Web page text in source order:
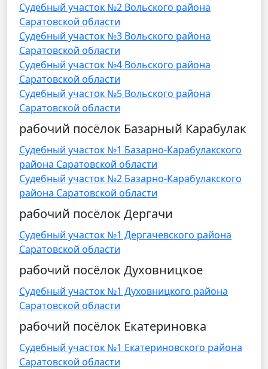
Судебный участок №2 Вольского района
Саратовской области
Судебный участок №3 Вольского района
Саратовской области
Судебный участок №4 Вольского района
Саратовской области
Судебный участок №5 Вольского района
Саратовской области
рабочий посёлок Базарный Карабулак
Судебный участок №1 Базарно-Карабулакского
района Саратовской области
Судебный участок №2 Базарно-Карабулакского
района Саратовской области
рабочий посёлок Дергачи
Судебный участок №1 Дергачевского района
Саратовской области
рабочий посёлок Духовницкое
Судебный участок №1 Духовницкого района
Саратовской области
рабочий посёлок Екатериновка
Судебный участок №1 Екатериновского района
Саратовской области